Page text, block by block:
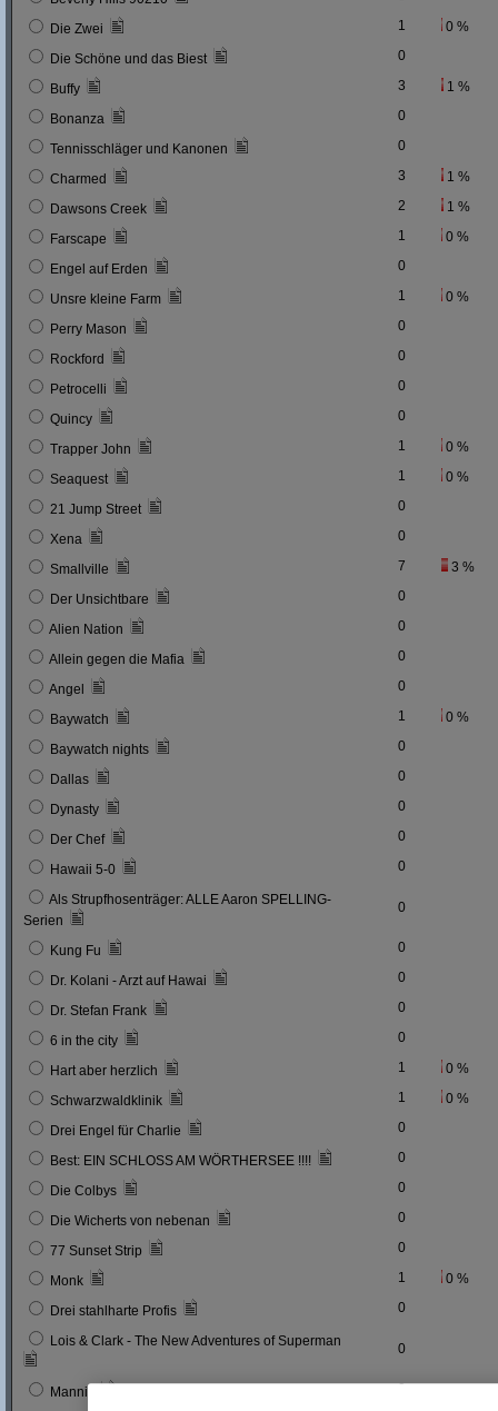
Die Zwei 1 0 %
Die Schöne und das Biest 0
Buffy 3 1 %
Bonanza 0
Tennisschläger und Kanonen 0
Charmed 3 1 %
Dawsons Creek 2 1 %
Farscape 1 0 %
Engel auf Erden 0
Unsre kleine Farm 1 0 %
Perry Mason 0
Rockford 0
Petrocelli 0
Quincy 0
Trapper John 1 0 %
Seaquest 1 0 %
21 Jump Street 0
Xena 0
Smallville 7 3 %
Der Unsichtbare 0
Alien Nation 0
Allein gegen die Mafia 0
Angel 0
Baywatch 1 0 %
Baywatch nights 0
Dallas 0
Dynasty 0
Der Chef 0
Hawaii 5-0 0
Als Strupfhosenträger: ALLE Aaron SPELLING-
Serien
0
Kung Fu 0
Dr. Kolani - Arzt auf Hawai 0
Dr. Stefan Frank 0
6 in the city 0
Hart aber herzlich 1 0 %
Schwarzwaldklinik 1 0 %
Drei Engel für Charlie 0
Best: EIN SCHLOSS AM WÖRTHERSEE !!!! 0
Die Colbys 0
Die Wicherts von nebenan 0
77 Sunset Strip 0
Monk 1 0 %
Drei stahlharte Profis 0
Lois & Clark - The New Adventures of Superman 0
Mannix 0